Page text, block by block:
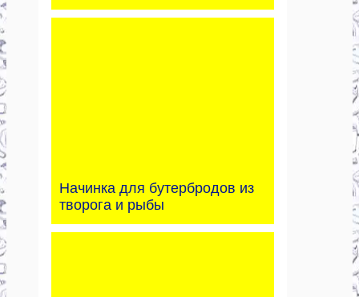
Начинка для бутербродов из
творога и рыбы